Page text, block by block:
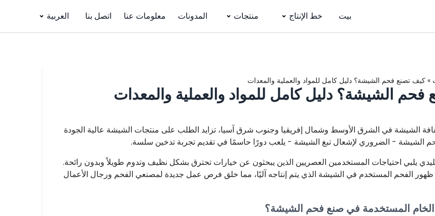
بيت خط الإنتاج منتجات المدونات معلومات عنا اتصل بنا العربية
» كيف تصنع فحم الشيشة؟ دليل كامل للمواد والعملية والمعدات
الشيشة؟ دليل كامل للمواد والعملية والمعدات
الشيشة في الشرق الأوسط وشمال إفريقيا وجنوب شرق آسيا، تزايد الطلب على منتجات الشيشة عالية الجودة
الشيشة - الضروري لإشعال تبغ الشيشة - يلعب دورًا حاسمًا في تقديم تجربة تدخين سلسة.
يلبي احتياجات المستخدمين العصريين الذين يبحثون عن خيارات تحترق بشكل نظيف وتدوم طويلاً وبدون رائحة.
الفحم المستخدم في الشيشة الذي يتم إنتاجه آليًا، مما خلق فرص عمل جديدة لمصنعي الفحم ورجال الأعمال
الخام المستخدمة في صنع فحم الشيشة؟